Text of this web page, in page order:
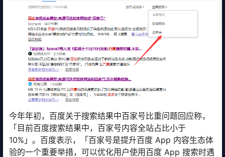
今年年初，百度关于搜索结果中百家号比重问题回应称，
「目前百度搜索结果中，百家号内容全站占比小于
10%」。百度表示，「百家号是提升百度 App 内容生态体
验的一个重要举措，可以优化用户使用百度 App 搜索时遇